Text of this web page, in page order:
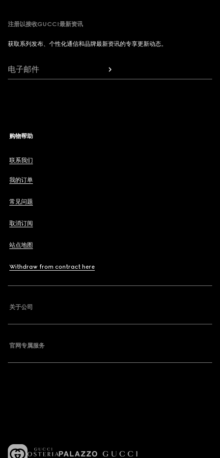
注册以接收GUCCI最新资讯
获取系列发布、个性化通信和品牌最新资讯的专享更新动态。
电子邮件
购物帮助
联系我们
我的订单
常见问题
取消订阅
站点地图
Withdraw from contract here
关于公司
官网专属服务